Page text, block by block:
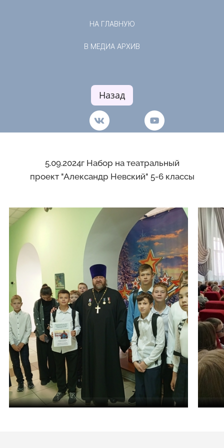
НА ГЛАВНУЮ
В МЕДИА АРХИВ
Назад
5.09.2024г Набор на театральный
проект "Александр Невский" 5-6 классы